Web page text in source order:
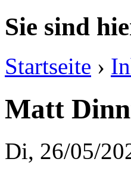
Sie sind
Startseite ›
Matt
Di, 26/05/